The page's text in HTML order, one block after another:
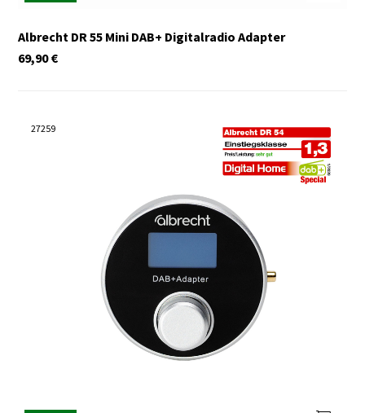
Albrecht DR 55 Mini DAB+ Digitalradio Adapter
€
69,90
27259